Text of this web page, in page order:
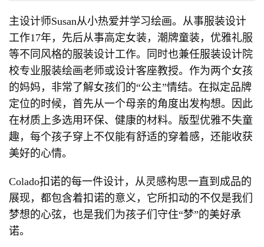
主设计师Susan从小热爱并学习绘画。从事服装设计
工作17年，先后从事高定女装，潮牌童装，优雅礼服
等不同风格的服装设计工作。同时也兼任服装设计院
校专业服装绘画老师或设计客座教授。作为两个女孩
的妈妈，非常了解女孩们的“公主”情结。在拟定品牌
定位的时候，首先从一个母亲的角度出发构想。因此
在材质上多选用环保、健康的材料。版型优雅不失童
趣，每个孩子穿上不仅能有舒适的穿着感，还能收获
美好的心情。
Colado扣诺的每一件设计，从灵感构思一直到成品的
展现，都包含着扣诺的意义，它所扣动的不仅是我们
梦想的心弦，也是我们为孩子们守住“梦”的美好承
诺。